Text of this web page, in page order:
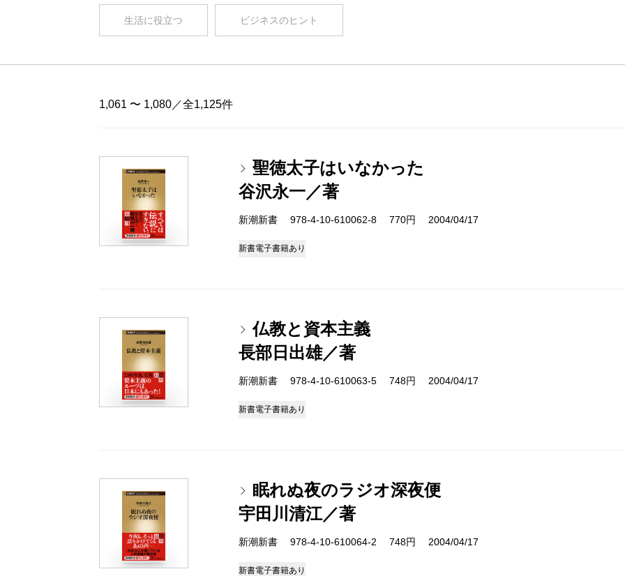
生活に役立つ ビジネスのヒント
1,061 〜 1,080／全1,125件
聖徳太子はいなかった
谷沢永一／著
新潮新書 978-4-10-610062-8 770円 2004/04/17
新書電子書籍あり
仏教と資本主義
長部日出雄／著
新潮新書 978-4-10-610063-5 748円 2004/04/17
新書電子書籍あり
眠れぬ夜のラジオ深夜便
宇田川清江／著
新潮新書 978-4-10-610064-2 748円 2004/04/17
新書電子書籍あり